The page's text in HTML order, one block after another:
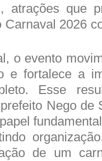
, atrações que
2026
o evento
e fortalece a
Esse
Nego de
de um